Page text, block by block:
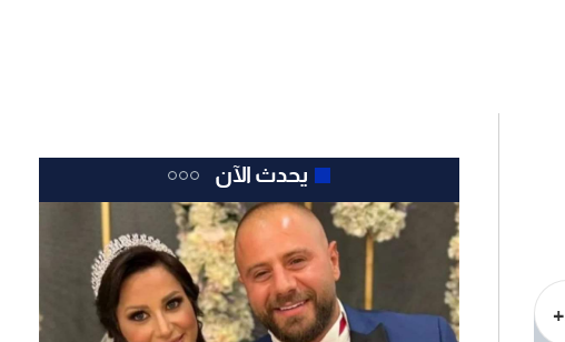
يحدث الآن